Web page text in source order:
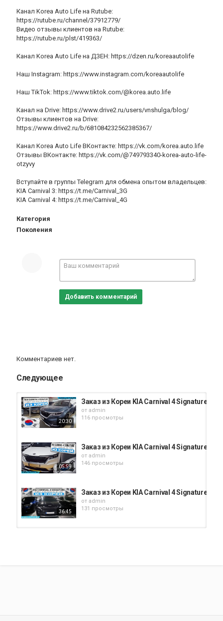
Канал Korea Auto Life на Rutube:
https://rutube.ru/channel/37912779/
Видео отзывы клиентов на Rutube:
https://rutube.ru/plst/419363/
Канал Korea Auto Life на ДЗЕН: https://dzen.ru/koreaautolife
Наш Instagram: https://www.instagram.com/koreaautolife
Наш TikTok: https://www.tiktok.com/@korea.auto.life
Канал на Drive: https://www.drive2.ru/users/vnshulga/blog/
Отзывы клиентов на Drive:
https://www.drive2.ru/b/681084232562385367/
Канал Korea Auto Life ВКонтакте: https://vk.com/korea.auto.life
Отзывы ВКонтакте: https://vk.com/@749793340-korea-auto-life-
otzyvy
Вступайте в группы Telegram для обмена опытом владельцев:
KIA Carnival 3: https://t.me/Carnival_3G
KIA Carnival 4: https://t.me/Carnival_4G
Категория
Поколения
Добавить комментарий
Комментариев нет.
Следующее
20:30
Заказ из Кореи KIA Carnival 4 Signature 7
от admin
116 просмотры
05:59
Заказ из Кореи KIA Carnival 4 Signature
от admin
146 просмотры
36:45
Заказ из Кореи KIA Carnival 4 Signature 9
от admin
131 просмотры